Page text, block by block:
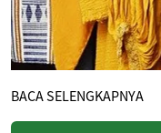
BACA SELENGKAPNYA